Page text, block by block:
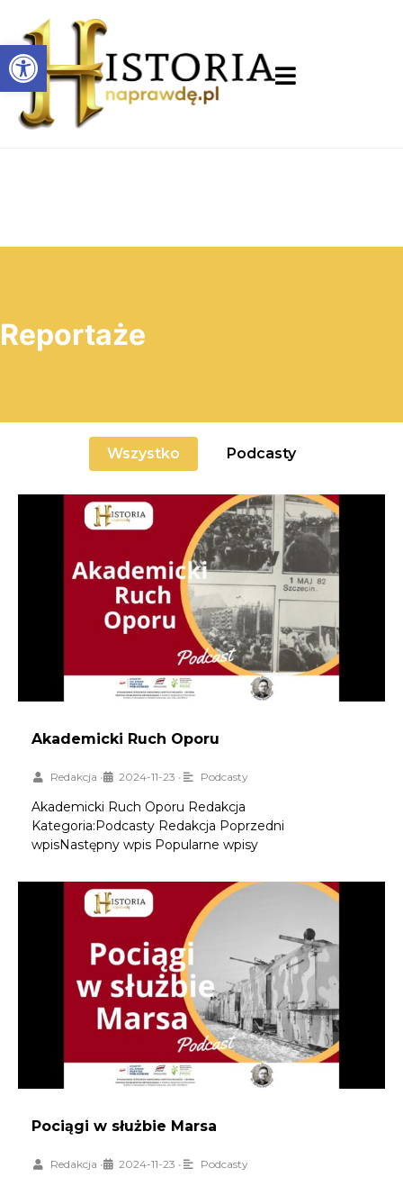
Otwórz pasek narzędzi
Reportaże
Wszystko Podcasty
Akademicki Ruch Oporu
Redakcja • 2024-11-23 • Podcasty
Akademicki Ruch Oporu Redakcja
Kategoria:Podcasty Redakcja Poprzedni
wpisNastępny wpis Popularne wpisy
Pociągi w służbie Marsa
Redakcja • 2024-11-23 • Podcasty